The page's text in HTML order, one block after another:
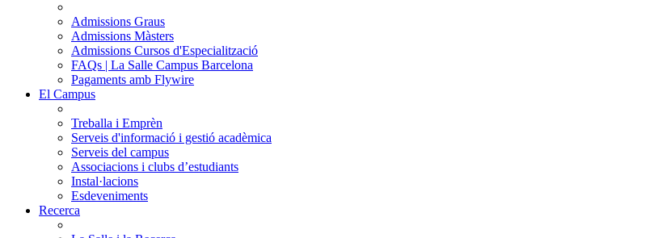
Admissions Graus
Admissions Màsters
Admissions Cursos d'Especialització
FAQs | La Salle Campus Barcelona
Pagaments amb Flywire
El Campus
Treballa i Emprèn
Serveis d'informació i gestió acadèmica
Serveis del campus
Associacions i clubs d’estudiants
Instal·lacions
Esdeveniments
Recerca